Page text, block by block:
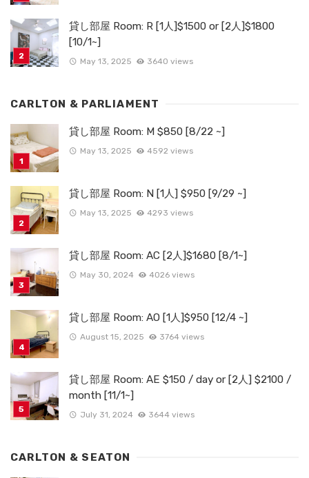
貸し部屋 Room: R [1人]$1500 or [2人]$1800
[10/1~]
May 13, 2025 3640 views
CARLTON & PARLIAMENT
貸し部屋 Room: M $850 [8/22 ~]
May 13, 2025 4592 views
貸し部屋 Room: N [1人] $950 [9/29 ~]
May 13, 2025 4293 views
貸し部屋 Room: AC [2人]$1680 [8/1~]
May 30, 2024 4026 views
貸し部屋 Room: AO [1人]$950 [12/4 ~]
August 15, 2025 3764 views
貸し部屋 Room: AE $150 / day or [2人] $2100 /
month [11/1~]
July 31, 2024 3644 views
CARLTON & SEATON